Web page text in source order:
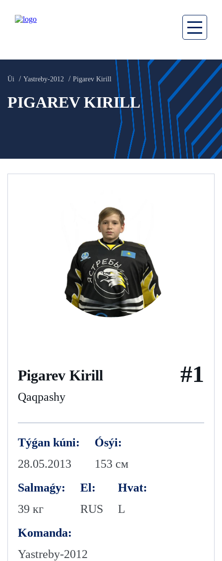
Üi Yastreby-2012 Pigarev Kirill
PIGAREV KIRILL
Pigarev Kirill
Qaqpashy
#1
Týǵan kúni:
28.05.2013
Ósýi:
153 см
Salmaǵy:
39 кг
El:
RUS
Hvat:
L
Komanda:
Yastreby-2012